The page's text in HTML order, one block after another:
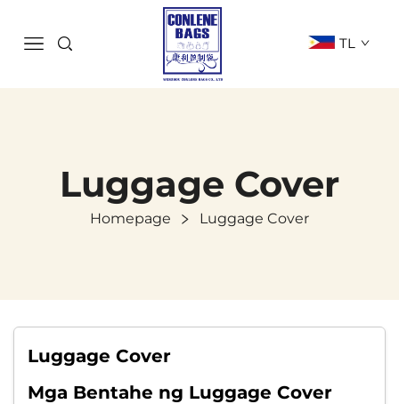
TL
Luggage Cover
Homepage Luggage Cover
Luggage Cover
Mga Bentahe ng Luggage Cover